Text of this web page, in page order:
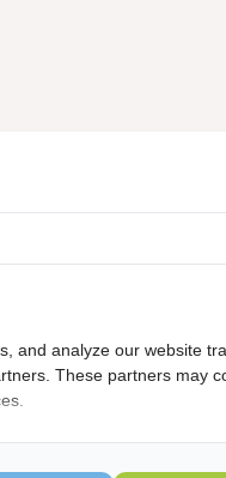
kunnen niet
and analyze our website
These partners may